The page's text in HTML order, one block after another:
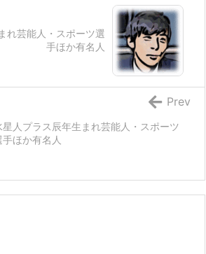
れ芸能人・スポーツ選
手ほか有名人
星人プラス辰年生まれ芸能人・スポーツ
手ほか有名人
Prev